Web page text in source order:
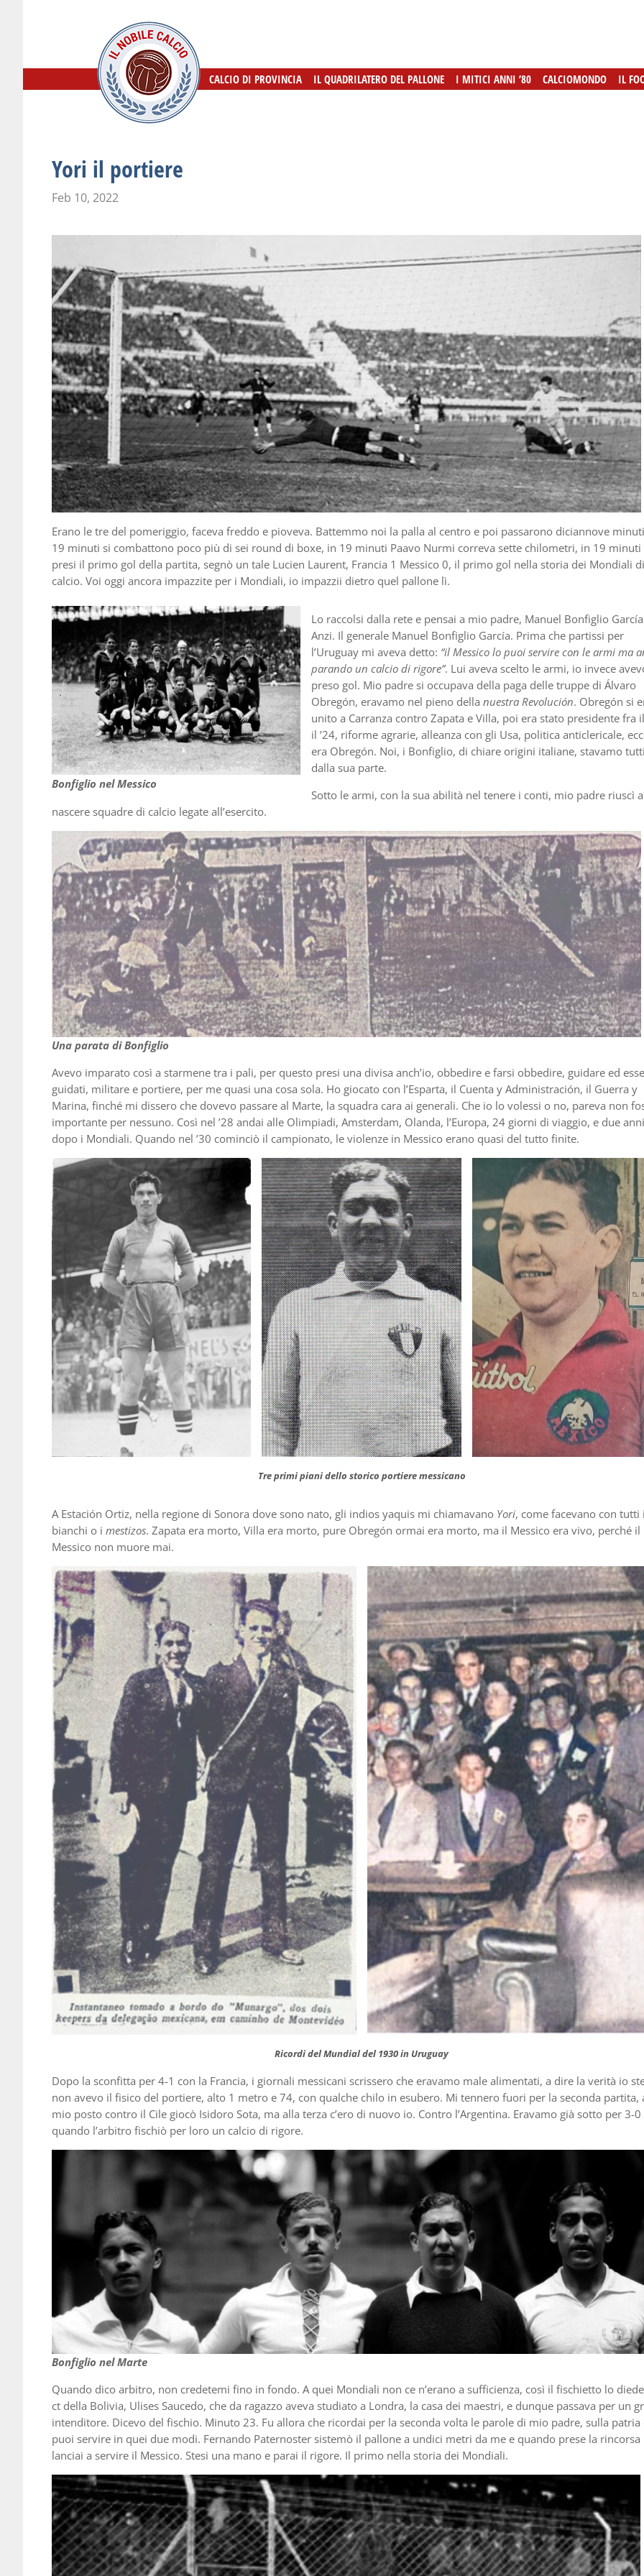
CALCIO DI PROVINCIA IL QUADRILATERO DEL PALLONE I MITICI ANNI ’80 CALCIOMONDO IL
CALCIO DI PROVINCIA IL QUADRILATERO DEL PALLONE I MITICI ANNI ’80 CALCIOMONDO IL
Yori il portiere
Feb 10, 2022
Erano le tre del pomeriggio, faceva freddo e pioveva. Battemmo noi la palla al centro e poi passarono diciannove
19 minuti si combattono poco più di sei round di boxe, in 19 minuti Paavo Nurmi correva sette chilometri, in 19 minuti
presi il primo gol della partita, segnò un tale Lucien Laurent, Francia 1 Messico 0, il primo gol nella storia dei Mondiali di
calcio. Voi oggi ancora impazzite per i Mondiali, io impazzii dietro quel pallone lì.
Bonfiglio nel Messico
Lo raccolsi dalla rete e pensai a mio padre, Manuel Bonfiglio
Anzi. Il generale Manuel Bonfiglio García. Prima che partissi per
l’Uruguay mi aveva detto: “il Messico lo puoi servire con le armi ma
parando un calcio di rigore”. Lui aveva scelto le armi, io invece
preso gol. Mio padre si occupava della paga delle truppe di Álvaro
Obregón, eravamo nel pieno della nuestra Revolución. Obregón si
unito a Carranza contro Zapata e Villa, poi era stato presidente fra il
il ’24, riforme agrarie, alleanza con gli Usa, politica anticlericale,
era Obregón. Noi, i Bonfiglio, di chiare origini italiane, stavamo
dalla sua parte.
Sotto le armi, con la sua abilità nel tenere i conti, mio padre riuscì
nascere squadre di calcio legate all’esercito.
Una parata di Bonfiglio
Avevo imparato così a starmene tra i pali, per questo presi una divisa anch’io, obbedire e farsi obbedire, guidare ed
guidati, militare e portiere, per me quasi una cosa sola. Ho giocato con l’Esparta, il Cuenta y Administración, il Guerra y
Marina, finché mi dissero che dovevo passare al Marte, la squadra cara ai generali. Che io lo volessi o no, pareva non
importante per nessuno. Così nel ’28 andai alle Olimpiadi, Amsterdam, Olanda, l’Europa, 24 giorni di viaggio, e due anni
dopo i Mondiali. Quando nel ’30 cominciò il campionato, le violenze in Messico erano quasi del tutto finite.
Tre primi piani dello storico portiere messicano
A Estación Ortiz, nella regione di Sonora dove sono nato, gli indios yaquis mi chiamavano Yori, come facevano con tutti
bianchi o i mestizos. Zapata era morto, Villa era morto, pure Obregón ormai era morto, ma il Messico era vivo, perché il
Messico non muore mai.
Ricordi del Mundial del 1930 in Uruguay
Dopo la sconfitta per 4-1 con la Francia, i giornali messicani scrissero che eravamo male alimentati, a dire la verità io
non avevo il fisico del portiere, alto 1 metro e 74, con qualche chilo in esubero. Mi tennero fuori per la seconda partita,
mio posto contro il Cile giocò Isidoro Sota, ma alla terza c’ero di nuovo io. Contro l’Argentina. Eravamo già sotto per 3-0
quando l’arbitro fischiò per loro un calcio di rigore.
Bonfiglio nel Marte
Quando dico arbitro, non credetemi fino in fondo. A quei Mondiali non ce n’erano a sufficienza, così il fischietto lo
ct della Bolivia, Ulises Saucedo, che da ragazzo aveva studiato a Londra, la casa dei maestri, e dunque passava per un
intenditore. Dicevo del fischio. Minuto 23. Fu allora che ricordai per la seconda volta le parole di mio padre, sulla patria
puoi servire in quei due modi. Fernando Paternoster sistemò il pallone a undici metri da me e quando prese la
lanciai a servire il Messico. Stesi una mano e parai il rigore. Il primo nella storia dei Mondiali.